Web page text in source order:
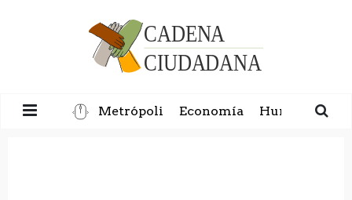
Metrópoli Economía Humanidad